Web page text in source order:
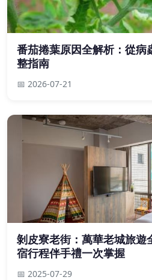
番茄捲葉原因全解析：從病
整指南
📅 2026-07-21
剝皮寮老街：萬華老城旅遊
宿行程伴手禮一次掌握
📅 2025-07-29